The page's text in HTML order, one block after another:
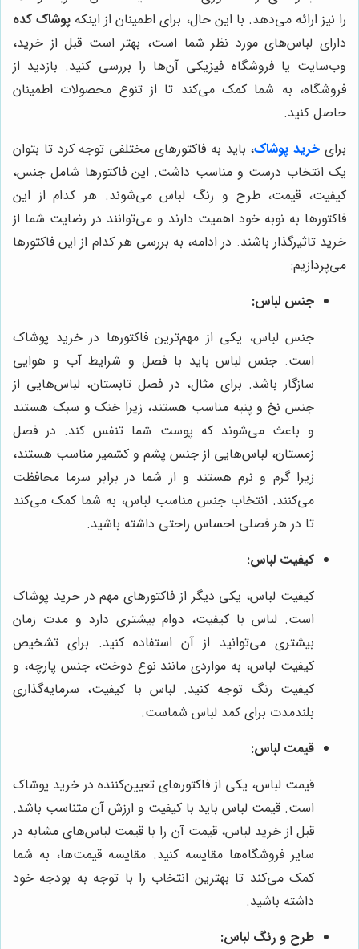
را نیز ارائه می‌دهد. با این حال، برای اطمینان از اینکه پوشاک کده
دارای لباس‌های مورد نظر شما است، بهتر است قبل از خرید،
وب‌سایت یا فروشگاه فیزیکی آن‌ها را بررسی کنید. بازدید از
فروشگاه، به شما کمک می‌کند تا از تنوع محصولات اطمینان
حاصل کنید.
برای خرید پوشاک، باید به فاکتورهای مختلفی توجه کرد تا بتوان
یک انتخاب درست و مناسب داشت. این فاکتورها شامل جنس،
کیفیت، قیمت، طرح و رنگ لباس می‌شوند. هر کدام از این
فاکتورها به نوبه خود اهمیت دارند و می‌توانند در رضایت شما از
خرید تاثیرگذار باشند. در ادامه، به بررسی هر کدام از این فاکتورها
می‌پردازیم:
جنس لباس:
جنس لباس، یکی از مهم‌ترین فاکتورها در خرید پوشاک
است. جنس لباس باید با فصل و شرایط آب و هوایی
سازگار باشد. برای مثال، در فصل تابستان، لباس‌هایی از
جنس نخ و پنبه مناسب هستند، زیرا خنک و سبک هستند
و باعث می‌شوند که پوست شما تنفس کند. در فصل
زمستان، لباس‌هایی از جنس پشم و کشمیر مناسب هستند،
زیرا گرم و نرم هستند و از شما در برابر سرما محافظت
می‌کنند. انتخاب جنس مناسب لباس، به شما کمک می‌کند
تا در هر فصلی احساس راحتی داشته باشید.
کیفیت لباس:
کیفیت لباس، یکی دیگر از فاکتورهای مهم در خرید پوشاک
است. لباس با کیفیت، دوام بیشتری دارد و مدت زمان
بیشتری می‌توانید از آن استفاده کنید. برای تشخیص
کیفیت لباس، به مواردی مانند نوع دوخت، جنس پارچه، و
کیفیت رنگ توجه کنید. لباس با کیفیت، سرمایه‌گذاری
بلندمدت برای کمد لباس شماست.
قیمت لباس:
قیمت لباس، یکی از فاکتورهای تعیین‌کننده در خرید پوشاک
است. قیمت لباس باید با کیفیت و ارزش آن متناسب باشد.
قبل از خرید لباس، قیمت آن را با قیمت لباس‌های مشابه در
سایر فروشگاه‌ها مقایسه کنید. مقایسه قیمت‌ها، به شما
کمک می‌کند تا بهترین انتخاب را با توجه به بودجه خود
داشته باشید.
طرح و رنگ لباس: